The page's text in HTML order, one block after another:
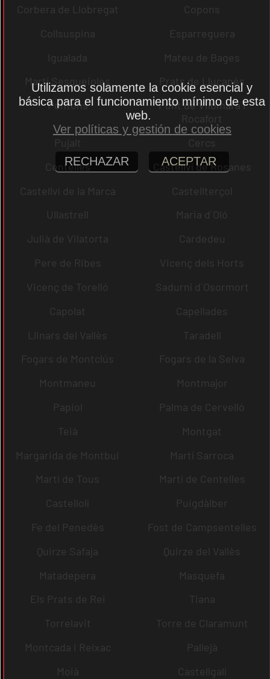
Corbera de Llobregat
Copons
Collsuspina
Esparreguera
Igualada
Mateu de Bages
Martí Sesgueioles
Prats de Lluçanès
Pontons
Pont de Vilomara i
Rocafort
Pujalt
Cercs
Centelles
Castellví de Rosanes
Castellví de la Marca
Castellterçol
Ullastrell
Maria d´Oló
Julià de Vilatorta
Cardedeu
Pere de Ribes
Vicenç dels Horts
Vicenç de Torelló
Sadurní d´Osormort
Capolat
Capellades
Llinars del Vallès
Taradell
Fogars de Montclús
Fogars de la Selva
Montmaneu
Montmajor
Papiol
Palma de Cervelló
Teià
Montgat
Margarida de Montbui
Martí Sarroca
Martí de Tous
Martí de Centelles
Castellolí
Puigdàlber
Fe del Penedès
Fost de Campsentelles
Quirze Safaja
Quirze del Vallès
Matadepera
Masquefa
Els Prats de Rei
Tiana
Torrelavit
Torre de Claramunt
Montcada i Reixac
Pallejà
Moià
Castellgalí
Utilizamos solamente la cookie esencial y
básica para el funcionamiento mínimo de esta
web.
Ver políticas y gestión de cookies
RECHAZAR ACEPTAR